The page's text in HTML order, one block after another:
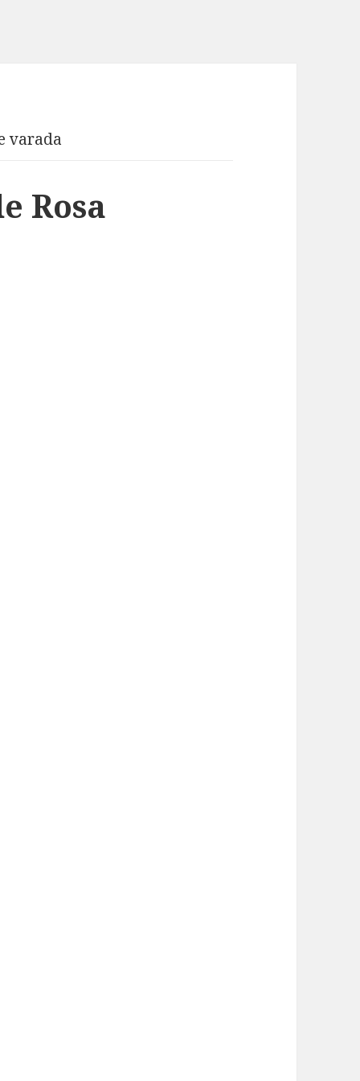
varada
Rosa